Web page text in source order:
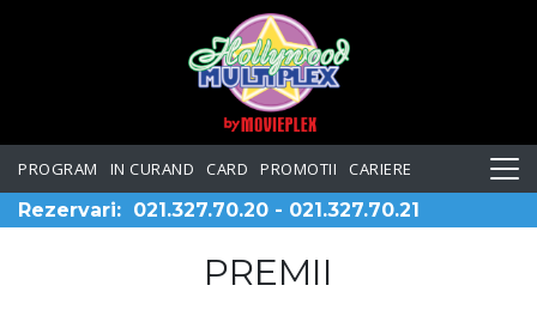
PROGRAM IN CURAND CARD PROMOTII CARIERE
Rezervari: 021.327.70.20 - 021.327.70.21
PREMII